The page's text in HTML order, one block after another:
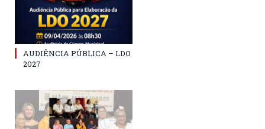
AUDIÊNCIA PÚBLICA – LDO
2027